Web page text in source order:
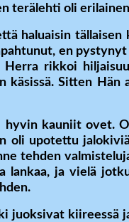
terälehti oli
haluaisin
en
Herra rikkoi
käsissä. Sitten
hyvin kauniit
oli upotettu
tehden
lankaa, ja vielä
juoksivat kiireessä